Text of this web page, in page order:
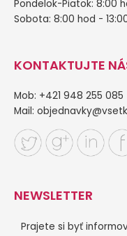
Pondelok-Piatok: 8:00
Sobota: 8:00 hod -
KONTAKTUJTE
Mob: +421 948 255 085
Mail:
NEWSLETTER
Prajete si byť